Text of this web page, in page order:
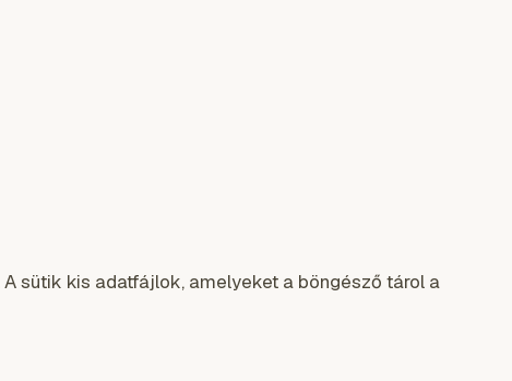
sütik kis adatfájlok, amelyeket a böngésző tárol a